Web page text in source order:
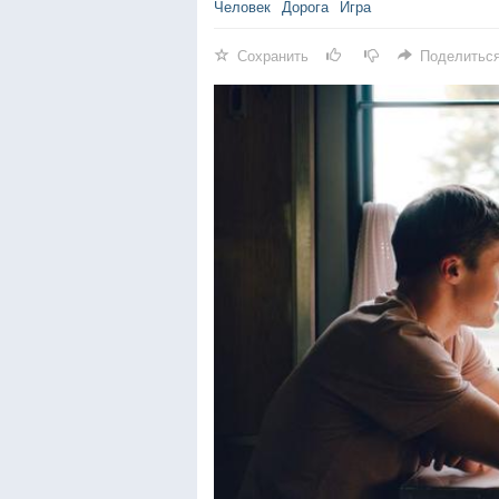
Человек Дорога Игра
Сохранить